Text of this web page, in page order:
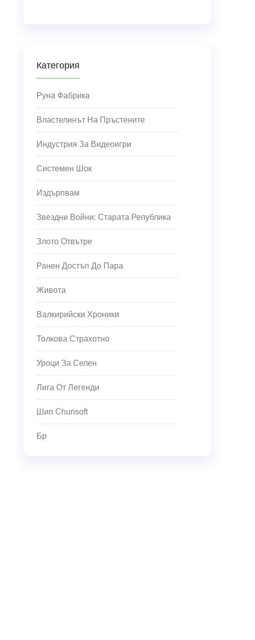
Категория
Руна Фабрика
Властелинът На Пръстените
Индустрия За Видеоигри
Системен Шок
Издърпвам
Звездни Войни: Старата Република
Злото Отвътре
Ранен Достъп До Пара
Живота
Валкирийски Хроники
Толкова Страхотно
Уроци За Селен
Лига От Легенди
Шип Chunsoft
Бр